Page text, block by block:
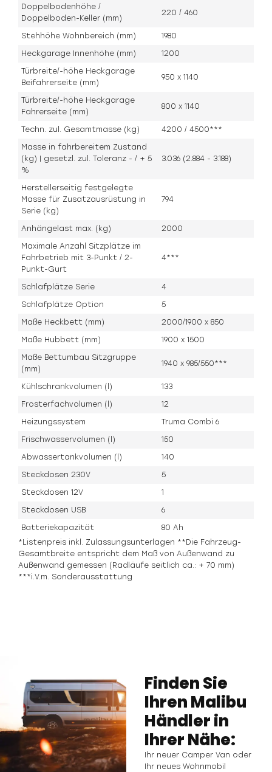
Doppelbodenhöhe /
Doppelboden-Keller (mm)
220 / 460
Stehhöhe Wohnbereich (mm) 1980
Heckgarage Innenhöhe (mm) 1200
Türbreite/-höhe Heckgarage
Beifahrerseite (mm)
950 x 1140
Türbreite/-höhe Heckgarage
Fahrerseite (mm)
800 x 1140
Techn. zul. Gesamtmasse (kg) 4200 / 4500***
Masse in fahrbereitem Zustand
(kg) | gesetzl. zul. Toleranz - / + 5
%
3.036 (2.884 - 3.188)
Herstellerseitig festgelegte
Masse für Zusatzausrüstung in
Serie (kg)
794
Anhängelast max. (kg) 2000
Maximale Anzahl Sitzplätze im
Fahrbetrieb mit 3-Punkt / 2-
Punkt-Gurt
4***
Schlafplätze Serie 4
Schlafplätze Option 5
Maße Heckbett (mm) 2000/1900 x 850
Maße Hubbett (mm) 1900 x 1500
Maße Bettumbau Sitzgruppe
(mm)
1940 x 985/550***
Kühlschrankvolumen (l) 133
Frosterfachvolumen (l) 12
Heizungssystem Truma Combi 6
Frischwasservolumen (l) 150
Abwassertankvolumen (l) 140
Steckdosen 230V 5
Steckdosen 12V 1
Steckdosen USB 6
Batteriekapazität
80 Ah
*Listenpreis inkl. Zulassungsunterlagen **Die Fahrzeug-
Gesamtbreite entspricht dem Maß von Außenwand zu
Außenwand gemessen (Radläufe seitlich ca.: + 70 mm)
***i.V.m. Sonderausstattung
Finden Sie
Ihren Malibu
Händler in
Ihrer Nähe:
Ihr neuer Camper Van oder
Ihr neues Wohnmobil